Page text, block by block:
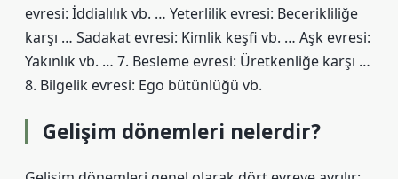
evresi: İddialılık vb. … Yeterlilik evresi: Becerikliliğe
karşı … Sadakat evresi: Kimlik keşfi vb. … Aşk evresi:
Yakınlık vb. … 7. Besleme evresi: Üretkenliğe karşı …
8. Bilgelik evresi: Ego bütünlüğü vb.
Gelişim dönemleri nelerdir?